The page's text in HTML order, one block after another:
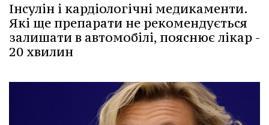
Інсулін і кардіологічні медикаменти.
Які ще препарати не рекомендується
залишати в автомобілі, пояснює лікар -
20 хвилин